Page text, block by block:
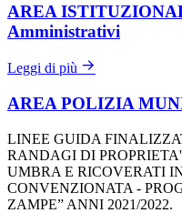
AREA
Amministrativi
Leggi di più
AREA POLIZIA
LINEE GUIDA
RANDAGI DI
UMBRA E RICOVERATI
CONVENZIONATA -
ZAMPE” ANNI 2021/2022.